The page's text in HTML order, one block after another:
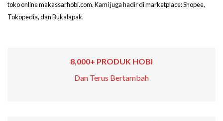
toko online makassarhobi.com. Kami juga hadir di marketplace: Shopee,
Tokopedia, dan Bukalapak.
8,000+ PRODUK HOBI
Dan Terus Bertambah